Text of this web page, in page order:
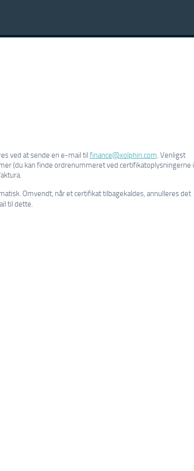
ved at sende en e-mail til finance@xolphin.com . Venligst
(du kan finde ordrenummeret ved certifikatoplysningerne i
Omvendt, når et certifikat tilbagekaldes, annulleres det
til dette.